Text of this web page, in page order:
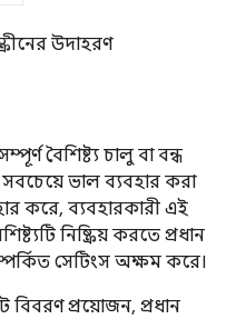
উদাহরণ
বৈশিষ্ট্য চালু বা বন্ধ
ভাল ব্যবহার করা
করে, ব্যবহারকারী এই
নিষ্ক্রিয় করতে প্রধান
সেটিংস অক্ষম করে।
বিবরণ প্রয়োজন, প্রধান